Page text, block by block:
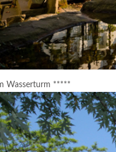
Wasserturm *****